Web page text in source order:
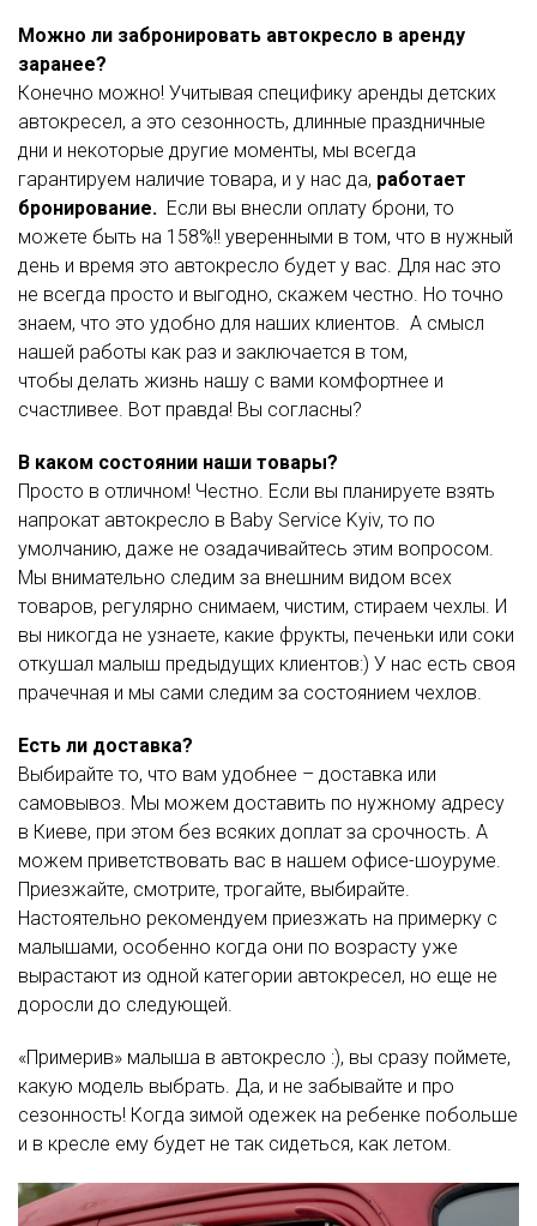
Можно ли забронировать автокресло в аренду
заранее?
Конечно можно! Учитывая специфику аренды детских
автокресел, а это сезонность, длинные праздничные
дни и некоторые другие моменты, мы всегда
гарантируем наличие товара, и у нас да, работает
бронирование. Если вы внесли оплату брони, то
можете быть на 158%!! уверенными в том, что в нужный
день и время это автокресло будет у вас. Для нас это
не всегда просто и выгодно, скажем честно. Но точно
знаем, что это удобно для наших клиентов. А смысл
нашей работы как раз и заключается в том,
чтобы делать жизнь нашу с вами комфортнее и
счастливее. Вот правда! Вы согласны?
В каком состоянии наши товары?
Просто в отличном! Честно. Если вы планируете взять
напрокат автокресло в Baby Service Kyiv, то по
умолчанию, даже не озадачивайтесь этим вопросом.
Мы внимательно следим за внешним видом всех
товаров, регулярно снимаем, чистим, стираем чехлы. И
вы никогда не узнаете, какие фрукты, печеньки или соки
откушал малыш предыдущих клиентов:) У нас есть своя
прачечная и мы сами следим за состоянием чехлов.
Есть ли доставка?
Выбирайте то, что вам удобнее – доставка или
самовывоз. Мы можем доставить по нужному адресу
в Киеве, при этом без всяких доплат за срочность. А
можем приветствовать вас в нашем офисе-шоуруме.
Приезжайте, смотрите, трогайте, выбирайте.
Настоятельно рекомендуем приезжать на примерку с
малышами, особенно когда они по возрасту уже
вырастают из одной категории автокресел, но еще не
доросли до следующей.
«Примерив» малыша в автокресло :), вы сразу поймете,
какую модель выбрать. Да, и не забывайте и про
сезонность! Когда зимой одежек на ребенке побольше
и в кресле ему будет не так сидеться, как летом.